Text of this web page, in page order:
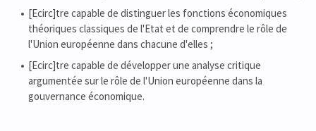
[Ecirc]tre capable de distinguer les fonctions économiques
théoriques classiques de l'Etat et de comprendre le rôle de
l'Union européenne dans chacune d'elles ;
[Ecirc]tre capable de développer une analyse critique
argumentée sur le rôle de l'Union européenne dans la
gouvernance économique.